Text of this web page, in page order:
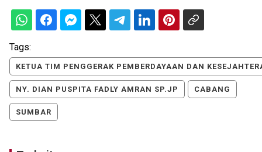
Tags:
KETUA TIM PENGGERAK PEMBERDAYAAN DAN
NY. DIAN PUSPITA FADLY AMRAN SP.JP CABANG
SUMBAR